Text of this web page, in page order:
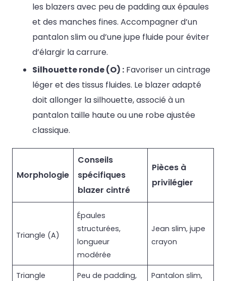
les blazers avec peu de padding aux épaules
et des manches fines. Accompagner d’un
pantalon slim ou d’une jupe fluide pour éviter
d’élargir la carrure.
Silhouette ronde (O) : Favoriser un cintrage
léger et des tissus fluides. Le blazer adapté
doit allonger la silhouette, associé à un
pantalon taille haute ou une robe ajustée
classique.
Morphologie
Conseils
spécifiques
blazer cintré
Pièces à
privilégier
Triangle (A)
Épaules
structurées,
longueur
modérée
Jean slim, jupe
crayon
Triangle
Peu de padding,
Pantalon slim,